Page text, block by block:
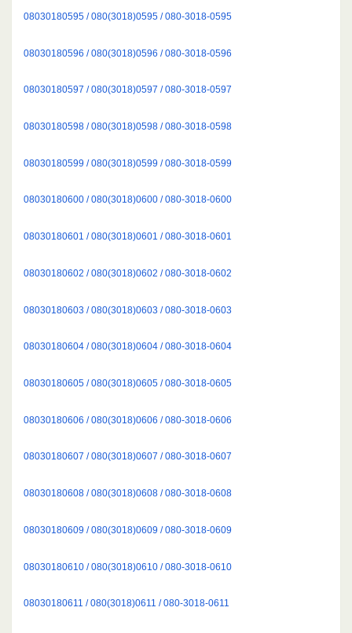
08030180595 / 080(3018)0595 / 080-3018-0595
08030180596 / 080(3018)0596 / 080-3018-0596
08030180597 / 080(3018)0597 / 080-3018-0597
08030180598 / 080(3018)0598 / 080-3018-0598
08030180599 / 080(3018)0599 / 080-3018-0599
08030180600 / 080(3018)0600 / 080-3018-0600
08030180601 / 080(3018)0601 / 080-3018-0601
08030180602 / 080(3018)0602 / 080-3018-0602
08030180603 / 080(3018)0603 / 080-3018-0603
08030180604 / 080(3018)0604 / 080-3018-0604
08030180605 / 080(3018)0605 / 080-3018-0605
08030180606 / 080(3018)0606 / 080-3018-0606
08030180607 / 080(3018)0607 / 080-3018-0607
08030180608 / 080(3018)0608 / 080-3018-0608
08030180609 / 080(3018)0609 / 080-3018-0609
08030180610 / 080(3018)0610 / 080-3018-0610
08030180611 / 080(3018)0611 / 080-3018-0611